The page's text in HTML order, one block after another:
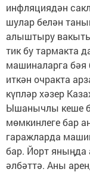
инфляциядән
шулар белән
алыштыру вакыты
тик бу тармакта
машиналарга бәя
иткән очракта
күпләр хәзер
Ышанычлы кеше
мөмкинлеге бар
гаражларда
бар. Йорт яныңда
әлбәттә. Аны